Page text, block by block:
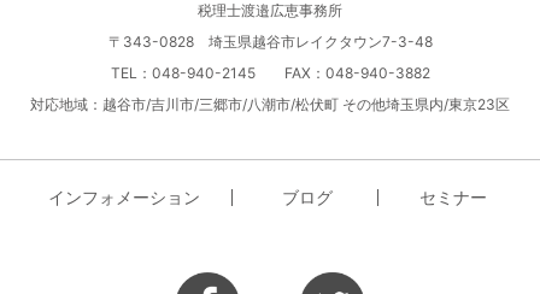
税理士渡邉広恵事務所
〒343-0828 埼玉県越谷市レイクタウン7-3-48
TEL：048-940-2145 FAX：048-940-3882
対応地域：越谷市/吉川市/三郷市/八潮市/松伏町 その他埼玉県内/東京23区
インフォメーション ブログ セミナー